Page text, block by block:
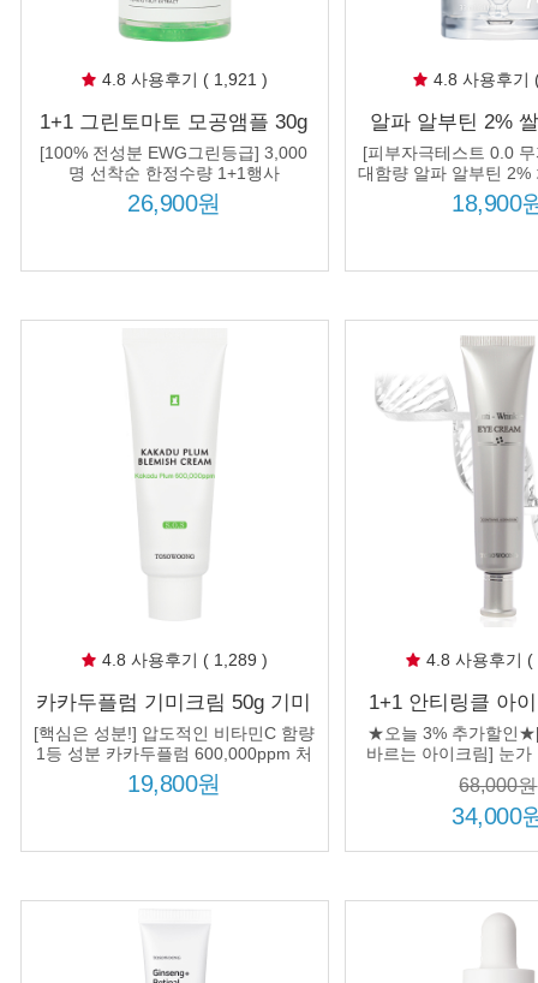
4.8 사용후기 ( 1,921 )
1+1 그린토마토 모공앰플 30g
모공수축 가로 세로 Y자 포어
타이트닝
[100% 전성분 EWG그린등급] 3,000
명 선착순 한정수량 1+1행사
26,900원
4.8 사용후기
알파 알부틴 2%
33ml 쌀뜨물 74%
소침착 흔적 케어
효과
[피부자극테스트 0.0
대함량 알파 알부틴 2%
74%, 피부를 투명하고
18,900
4.8 사용후기 ( 1,289 )
카카두플럼 기미크림 50g 기미
잡티 색소침착 개선
[핵심은 성분!] 압도적인 비타민C 함량
1등 성분 카카두플럼 600,000ppm 처
방!
19,800원
4.8 사용후기
1+1 안티링클 아
눈밑 눈가 이마 얼
아이백 리프팅
★오늘 3% 추가할인
바르는 아이크림] 눈가
사용! 주름개선 집중케
사중
68,000원
34,000